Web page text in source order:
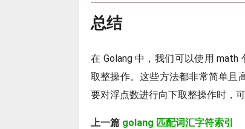
总结
在 Golang 中，我们可以使用
取整操作。这些方法都非常简单且
要对浮点数进行向下取整操作时，
上一篇 golang 匹配词汇字符索引